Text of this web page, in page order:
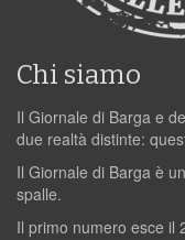
Chi siamo
Il Giornale di Barga e
due realtà distinte:
Il Giornale di Barga è
spalle.
Il primo numero esce il